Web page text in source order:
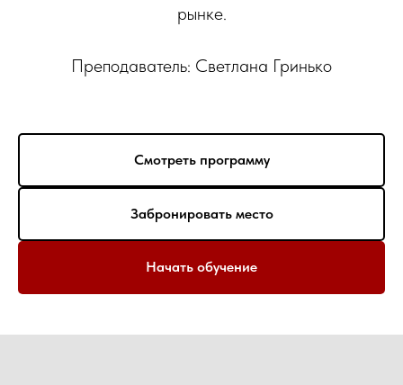
рынке.
Преподаватель: Светлана Гринько
Смотреть программу
Забронировать место
Начать обучение